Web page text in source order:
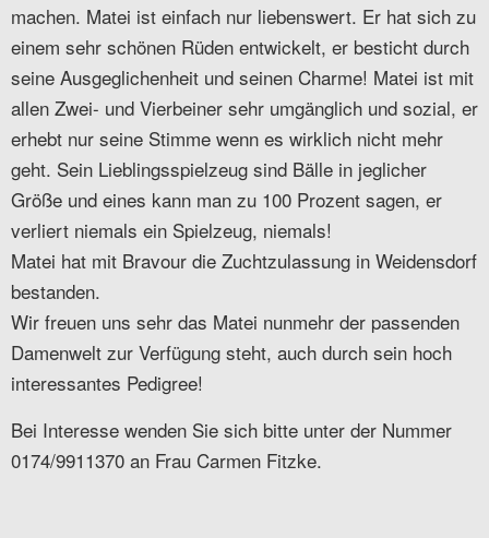
machen. Matei ist einfach nur liebenswert. Er hat sich zu
einem sehr schönen Rüden entwickelt, er besticht durch
seine Ausgeglichenheit und seinen Charme! Matei ist mit
allen Zwei- und Vierbeiner sehr umgänglich und sozial, er
erhebt nur seine Stimme wenn es wirklich nicht mehr
geht. Sein Lieblingsspielzeug sind Bälle in jeglicher
Größe und eines kann man zu 100 Prozent sagen, er
verliert niemals ein Spielzeug, niemals!
Matei hat mit Bravour die Zuchtzulassung in Weidensdorf
bestanden.
Wir freuen uns sehr das Matei nunmehr der passenden
Damenwelt zur Verfügung steht, auch durch sein hoch
interessantes Pedigree!
Bei Interesse wenden Sie sich bitte unter der Nummer
0174/9911370 an Frau Carmen Fitzke.